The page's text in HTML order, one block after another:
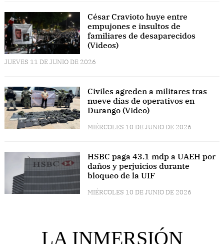
César Cravioto huye entre
empujones e insultos de
familiares de desaparecidos
(Videos)
JUEVES 11 DE JUNIO DE 2026
Civiles agreden a militares tras
nueve días de operativos en
Durango (Video)
MIÉRCOLES 10 DE JUNIO DE 2026
HSBC paga 43.1 mdp a UAEH por
daños y perjuicios durante
bloqueo de la UIF
MIÉRCOLES 10 DE JUNIO DE 2026
LA INMERSIÓN